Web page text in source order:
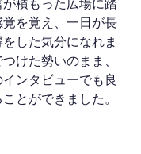
積もった広場に踏
を覚え、一日が長
した気分になれま
けた勢いのまま、
ンタビューでも良
とができました。